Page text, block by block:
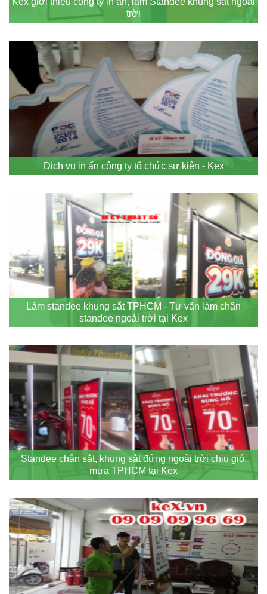
trời
Dịch vụ in ấn công ty tổ chức sự kiện - Kex
Làm standee khung sắt TPHCM - Tư vấn làm chân
standee ngoài trời tại Kex
Standee chân sắt, khung sắt đứng ngoài trời chịu gió,
mưa TPHCM tại Kex